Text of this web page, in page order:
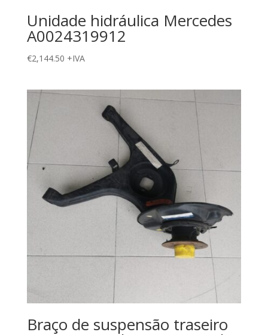
Unidade hidráulica Mercedes
A0024319912
€2,144.50 +IVA
Braço de suspensão traseiro